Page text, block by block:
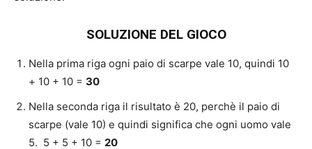
SOLUZIONE DEL GIOCO
Nella prima riga ogni paio di scarpe vale 10, quindi 10
+ 10 + 10 = 30
Nella seconda riga il risultato è 20, perchè il paio di
scarpe (vale 10) e quindi significa che ogni uomo vale
5. 5 + 5 + 10 = 20